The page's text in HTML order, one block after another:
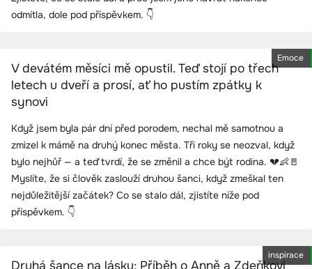
odmítla, dole pod příspěvkem. 👇
Emoce
V devátém měsíci mě opustil. Teď stojí po třech
letech u dveří a prosí, ať ho pustím zpátky k
synovi
Když jsem byla pár dní před porodem, nechal mě samotnou a
zmizel k mámě na druhý konec města. Tři roky se neozval, když
bylo nejhůř — a teď tvrdí, že se změnil a chce být rodina. 💔👶🚪
Myslíte, že si člověk zaslouží druhou šanci, když zmeškal ten
nejdůležitější začátek? Co se stalo dál, zjistíte níže pod
příspěvkem. 👇
inspirace
Druhá šance na lásku: Příběh o Anně a Zdeňkovi